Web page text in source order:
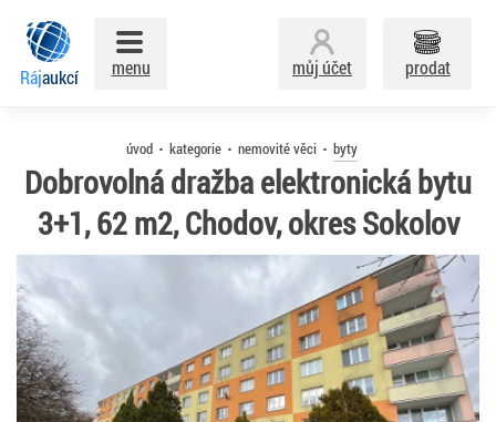
úvod kategorie nemovité věci byty
Dobrovolná dražba elektronická bytu
3+1, 62 m2, Chodov, okres Sokolov
Rájaukcí můj účet prodat
menu